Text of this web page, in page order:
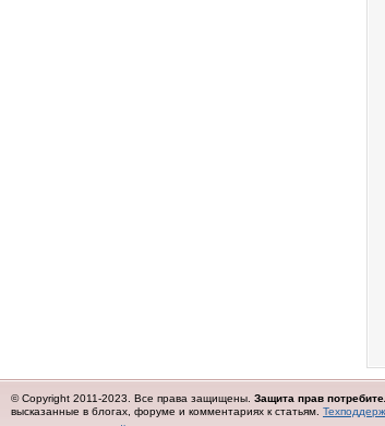
© Copyright 2011-2023. Все права защищены. Защита прав
высказанные в блогах, форуме и комментариях к статьям.